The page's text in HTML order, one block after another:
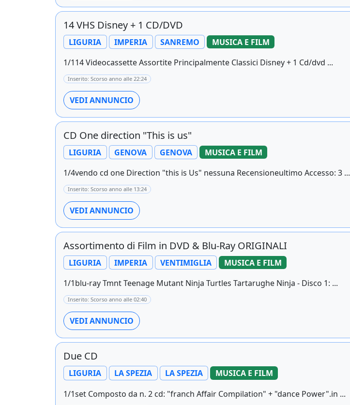
14 VHS Disney + 1 CD/DVD
LIGURIA IMPERIA SANREMO
MUSICA E FILM
1/114 Videocassette Assortite Principalmente Classici Disney + 1 Cd/dvd ...
Inserito: Scorso anno alle 22:24
VEDI ANNUNCIO
CD One direction "This is us"
LIGURIA GENOVA GENOVA
MUSICA E FILM
1/4vendo cd one Direction "this is Us" nessuna Recensioneultimo Accesso: 3 ...
Inserito: Scorso anno alle 13:24
VEDI ANNUNCIO
Assortimento di Film in DVD & Blu-Ray ORIGINALI
LIGURIA IMPERIA VENTIMIGLIA
MUSICA E FILM
1/1blu-ray Tmnt Teenage Mutant Ninja Turtles Tartarughe Ninja - Disco 1: ...
Inserito: Scorso anno alle 02:40
VEDI ANNUNCIO
Due CD
LIGURIA LA SPEZIA LA SPEZIA
MUSICA E FILM
1/1set Composto da n. 2 cd: "franch Affair Compilation" + "dance Power".in ...